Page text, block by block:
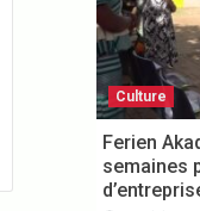
Culture
Ferien
semaines